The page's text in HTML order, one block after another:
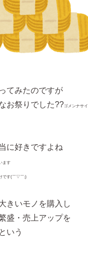
てみたのですが
お祭りでした??ゴメンナサイ
に好きですよね
ます
です(￣▽￣;)
きいモノを購入し
盛・売上アップを
いう